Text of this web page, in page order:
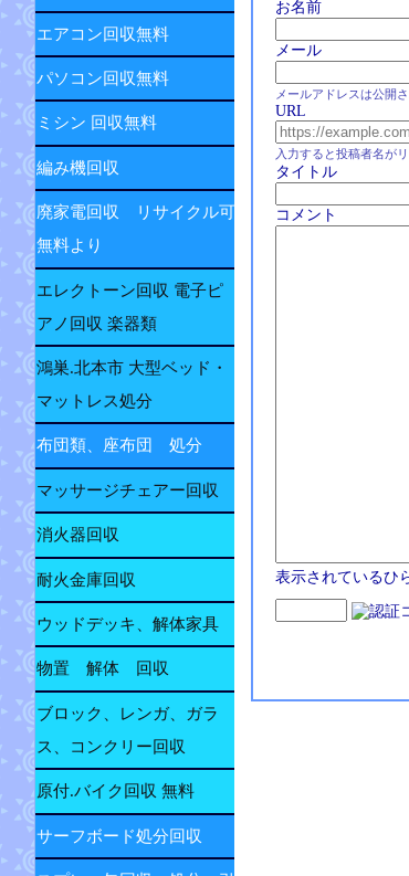
お名前
メール
メールアドレスは公開
URL
入力すると投稿者名が
タイトル
コメント
表示されているひ
エアコン回収無料
パソコン回収無料
ミシン 回収無料
編み機回収
廃家電回収 リサイクル可
無料より
エレクトーン回収 電子ピ
アノ回収 楽器類
鴻巣.北本市 大型ベッド・
マットレス処分
布団類、座布団 処分
マッサージチェアー回収
消火器回収
耐火金庫回収
ウッドデッキ、解体家具
物置 解体 回収
ブロック、レンガ、ガラ
ス、コンクリー回収
原付.バイク回収 無料
サーフボード処分回収